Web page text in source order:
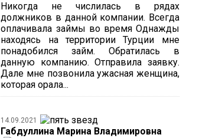
Никогда не числилась в рядах
должников в данной компании. Всегда
оплачивала займы во время Однажды
находясь на территории Турции мне
понадобился займ. Обратилась в
данную компанию. Отправила заявку.
Дале мне позвонила ужасная женщина,
которая орала...
14.09.2021
Габдуллина Марина Владимировна